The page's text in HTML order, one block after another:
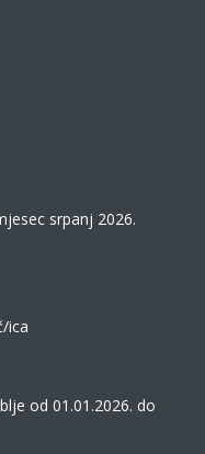
srpanj 2026.
ica
od 01.01.2026. do